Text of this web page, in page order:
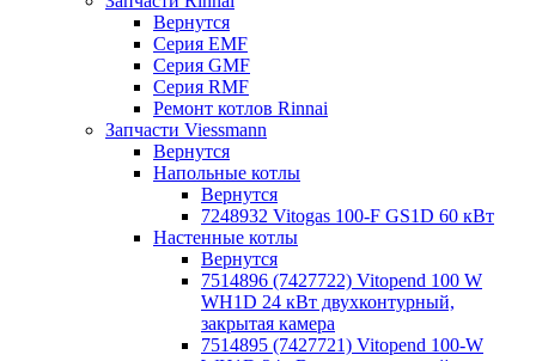
Вернутся
Серия EMF
Серия GMF
Серия RMF
Ремонт котлов Rinnai
Запчасти Viessmann
Вернутся
Напольные котлы
Вернутся
7248932 Vitogas 100-F GS1D 60 кВт
Настенные котлы
Вернутся
7514896 (7427722) Vitopend 100 W
WH1D 24 кВт двухконтурный,
закрытая камера
7514895 (7427721) Vitopend 100-W